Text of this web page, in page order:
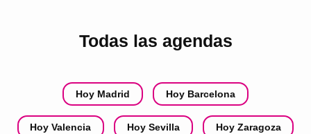
Todas las agendas
Hoy Madrid Hoy Barcelona
Hoy Valencia Hoy Sevilla Hoy Zaragoza